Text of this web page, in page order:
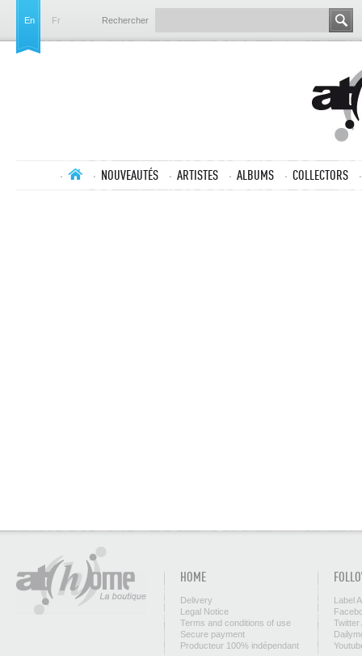
En Fr Rechercher
NOUVEAUTÉS ARTISTES ALBUMS COLLECTORS
HOME
Delivery
Legal Notice
Terms and conditions of use
Secure payment
Producteur 100% indépendant
Label
Twitter